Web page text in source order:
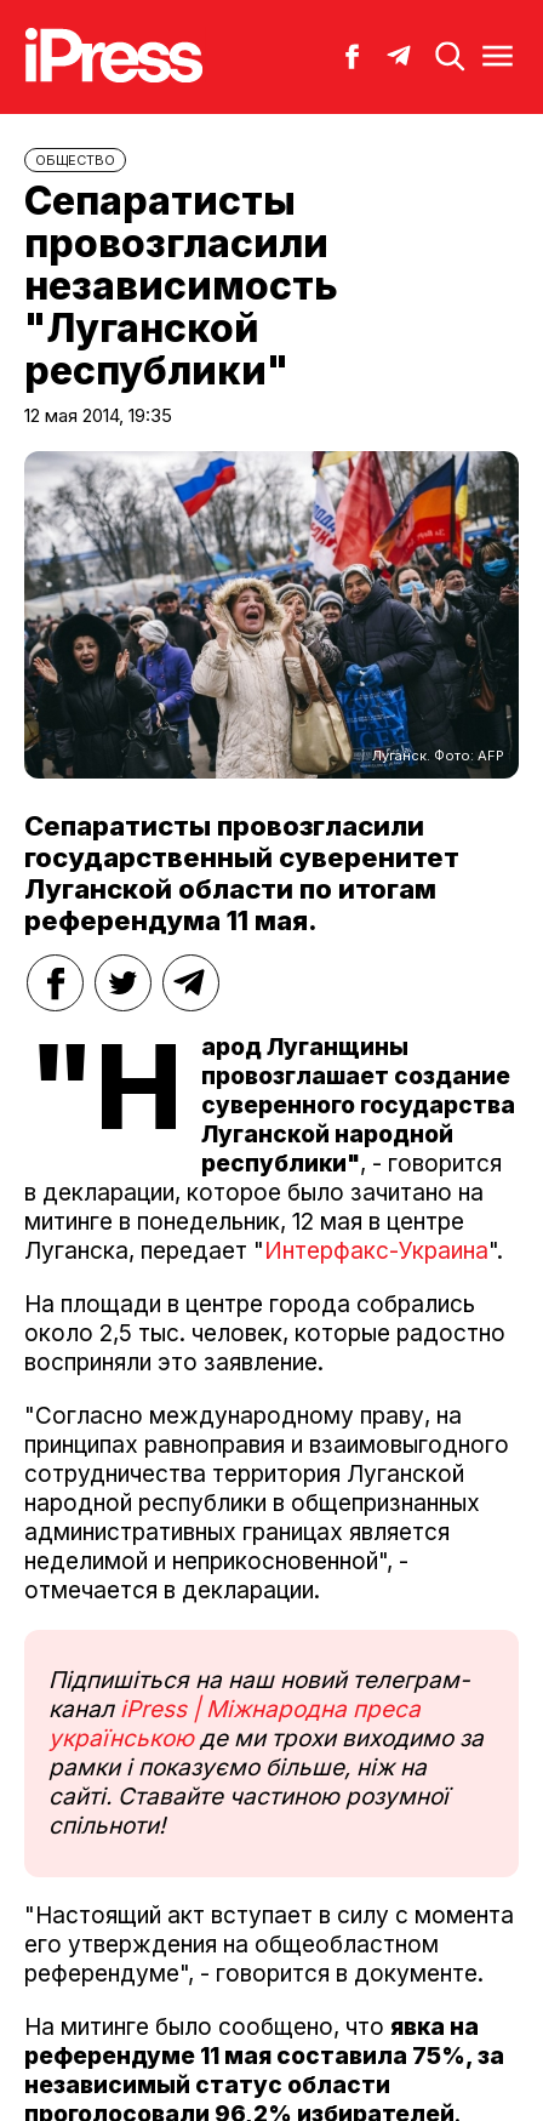
ОБЩЕСТВО
Сепаратисты
провозгласили
независимость
"Луганской
республики"
12 мая 2014, 19:35
Луганск. Фото: AFP
Сепаратисты провозгласили
государственный суверенитет
Луганской области по итогам
референдума 11 мая.
"Н
арод Луганщины
провозглашает создание
суверенного государства
Луганской народной
республики", - говорится
в декларации, которое было зачитано на
митинге в понедельник, 12 мая в центре
Луганска, передает "Интерфакс-Украина".
На площади в центре города собрались
около 2,5 тыс. человек, которые радостно
восприняли это заявление.
"Согласно международному праву, на
принципах равноправия и взаимовыгодного
сотрудничества территория Луганской
народной республики в общепризнанных
административных границах является
неделимой и неприкосновенной", -
отмечается в декларации.
Підпишіться на наш новий телеграм-
канал iPress | Міжнародна преса
українськоюде ми трохи виходимо за
рамки і показуємо більше, ніж на
сайті. Ставайте частиною розумної
спільноти!
"Настоящий акт вступает в силу с момента
его утверждения на общеобластном
референдуме", - говорится в документе.
На митинге было сообщено, что явка на
референдуме 11 мая составила 75%, за
независимый статус области
проголосовали 96,2% избирателей.